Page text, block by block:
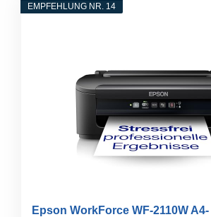
EMPFEHLUNG NR. 14
Epson WorkForce WF-2110W A4-